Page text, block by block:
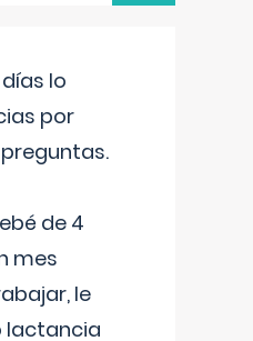
lo
por
de 4
mes
le
lactancia